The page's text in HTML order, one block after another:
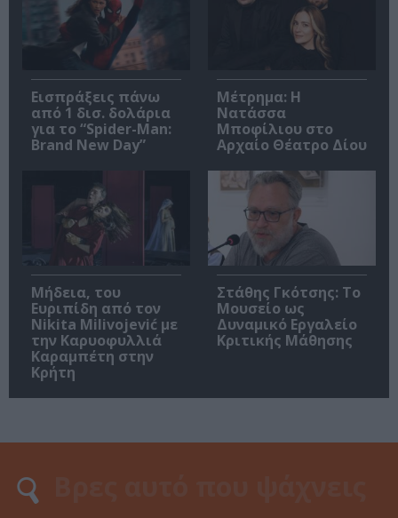
Εισπράξεις πάνω
από 1 δισ. δολάρια
για το “Spider-Man:
Brand New Day”
Μέτρημα: Η
Νατάσσα
Μποφίλιου στο
Αρχαίο Θέατρο Δίου
Μήδεια, του
Ευριπίδη από τον
Nikita Milivojević με
την Καρυοφυλλιά
Καραμπέτη στην
Κρήτη
Στάθης Γκότσης: Το
Μουσείο ως
Δυναμικό Εργαλείο
Κριτικής Μάθησης